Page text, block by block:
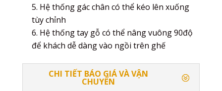
Hệ thống gác chân có thể kéo lên xuống
tùy chỉnh
Hệ thống tay gỗ có thể nâng vuông 90độ
để khách dễ dàng vào ngồi trên ghế
CHI TIẾT BÁO GIÁ VÀ VẬN
CHUYỂN